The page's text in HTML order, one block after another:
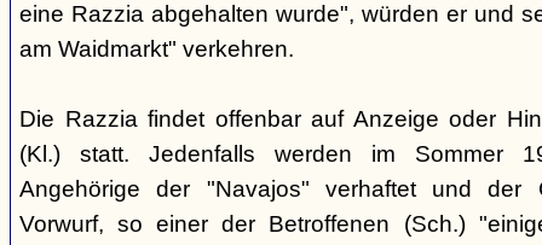
eine Razzia abgehalten wurde", würden er und
am Waidmarkt" verkehren.
Die Razzia findet offenbar auf Anzeige oder
(Kl.) statt. Jedenfalls werden im Sommer
Angehörige der "Navajos" verhaftet und der
Vorwurf, so einer der Betroffenen (Sch.)